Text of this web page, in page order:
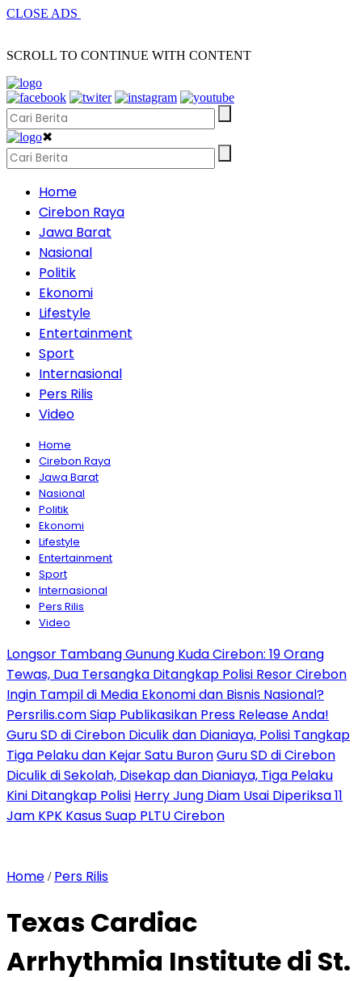
CLOSE ADS
SCROLL TO CONTINUE WITH CONTENT
✖
Home
Cirebon Raya
Jawa Barat
Nasional
Politik
Ekonomi
Lifestyle
Entertainment
Sport
Internasional
Pers Rilis
Video
Home
Cirebon Raya
Jawa Barat
Nasional
Politik
Ekonomi
Lifestyle
Entertainment
Sport
Internasional
Pers Rilis
Video
Longsor Tambang Gunung Kuda Cirebon: 19 Orang
Tewas, Dua Tersangka Ditangkap Polisi Resor Cirebon
Ingin Tampil di Media Ekonomi dan Bisnis Nasional?
Persrilis.com Siap Publikasikan Press Release Anda!
Guru SD di Cirebon Diculik dan Dianiaya, Polisi Tangkap
Tiga Pelaku dan Kejar Satu BuronGuru SD di Cirebon
Diculik di Sekolah, Disekap dan Dianiaya, Tiga Pelaku
Kini Ditangkap Polisi Herry Jung Diam Usai Diperiksa 11
Jam KPK Kasus Suap PLTU Cirebon
Home / Pers Rilis
Texas Cardiac
Arrhythmia Institute di St.